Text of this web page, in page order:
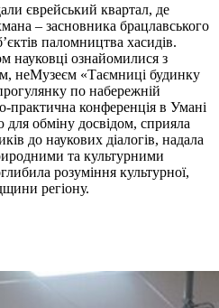
єврейський квартал, де
– засновника брацлавського
паломництва хасидів.
науковці ознайомилися з
неМузеєм «Таємниці будинку
по набережній
практична конференція в Умані
обміну досвідом, сприяла
до наукових діалогів, надала
та культурними
розуміння культурної,
регіону.